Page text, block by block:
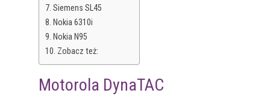
Siemens SL45
Nokia 6310i
Nokia N95
Zobacz też:
Motorola DynaTAC